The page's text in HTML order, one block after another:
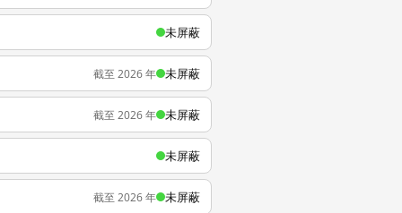
未屏蔽
截至 2026 年 未屏蔽
截至 2026 年 未屏蔽
未屏蔽
截至 2026 年 未屏蔽